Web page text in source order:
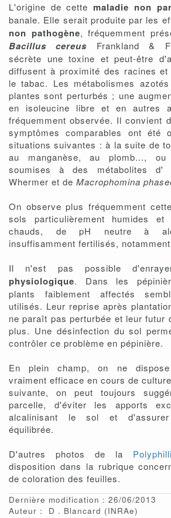
L'origine de cette maladie non
banale. Elle serait produite par les
non pathogène, fréquemment
Bacillus cereus Frankland &
sécrète une toxine et peut-être
diffusent à proximité des racines
le tabac. Les métabolismes
plantes sont perturbés ; une
en isoleucine libre et en autres
fréquemment observée. Il convient
symptômes comparables ont été
situations suivantes : à la suite de
au manganèse, au plomb...,
soumises à des métabolites d'
Whermer et de Macrophomina
On observe plus fréquemment
sols particulièrement humides
chauds, de pH neutre à
insuffisamment fertilisés,
Il n'est pas possible
physiologique. Dans les
plants faiblement affectés
utilisés. Leur reprise après
ne paraît pas perturbée et leur futur
plus. Une désinfection du sol
contrôler ce problème en pépinière.
En plein champ, on ne
vraiment efficace en cours de
suivante, on peut toujours
parcelle, d'éviter les apports
alcalinisant le sol et
équilibrée.
D'autres photos de la
disposition dans la rubrique
de coloration des feuilles.
Dernière modification : 26/06/2013
Auteur :
D Blancard (INRAe)